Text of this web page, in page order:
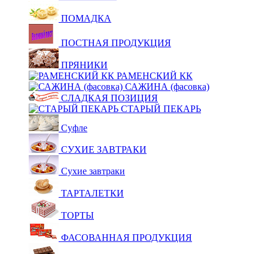
ПОМАДКА
ПОСТНАЯ ПРОДУКЦИЯ
ПРЯНИКИ
РАМЕНСКИЙ КК
САЖИНА (фасовка)
СЛАДКАЯ ПОЗИЦИЯ
СТАРЫЙ ПЕКАРЬ
Суфле
СУХИЕ ЗАВТРАКИ
Сухие завтраки
ТАРТАЛЕТКИ
ТОРТЫ
ФАСОВАННАЯ ПРОДУКЦИЯ